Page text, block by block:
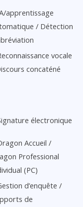
apprentissage
/ Détection
vocale
concaténé
électronique
Accueil /
Professional
(PC)
d’enquête /
de